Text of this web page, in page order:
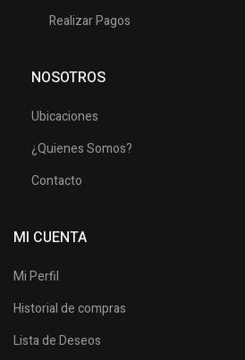
Realizar Pagos
NOSOTROS
Ubicaciones
¿Quienes Somos?
Contacto
MI CUENTA
Mi Perfil
Historial de compras
Lista de Deseos